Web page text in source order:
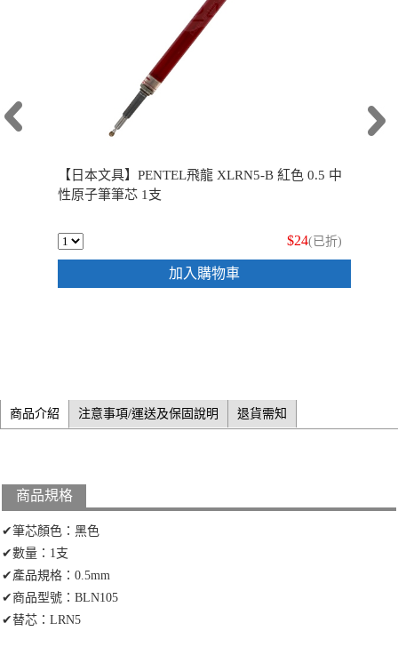
【日本文具】PENTEL飛龍 XLRN5-B 紅色 0.5 中
性原子筆筆芯 1支
$24(已折)
加入購物車
商品介紹 注意事項/運送及保固說明 退貨需知
商品規格
✔筆芯顏色：黑色
✔數量：1支
✔產品規格：0.5mm
✔商品型號：BLN105
✔替芯：LRN5